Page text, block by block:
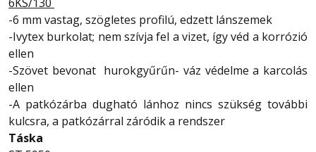
-6 mm vastag, szögletes profilú, edzett lánszemek
-Ivytex burkolat; nem szívja fel a vizet, így véd a korrózió
ellen
-Szövet bevonat hurokgyűrűn- váz védelme a karcolás
ellen
-A patkózárba dugható lánhoz nincs szükség további
kulcsra, a patkózárral záródik a rendszer
Táska